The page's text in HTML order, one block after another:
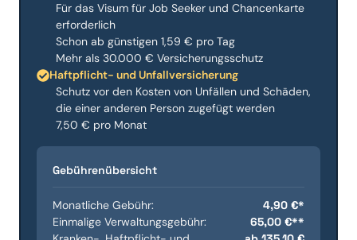
Für das Visum für Job Seeker und Chancenkarte
erforderlich
Schon ab günstigen 1,59 € pro Tag
Mehr als 30.000 € Versicherungsschutz
Haftpflicht- und Unfallversicherung
Schutz vor den Kosten von Unfällen und Schäden,
die einer anderen Person zugefügt werden
7,50 € pro Monat
Gebührenübersicht
Monatliche Gebühr:
4,90 €*
Einmalige Verwaltungsgebühr:
65,00 €**